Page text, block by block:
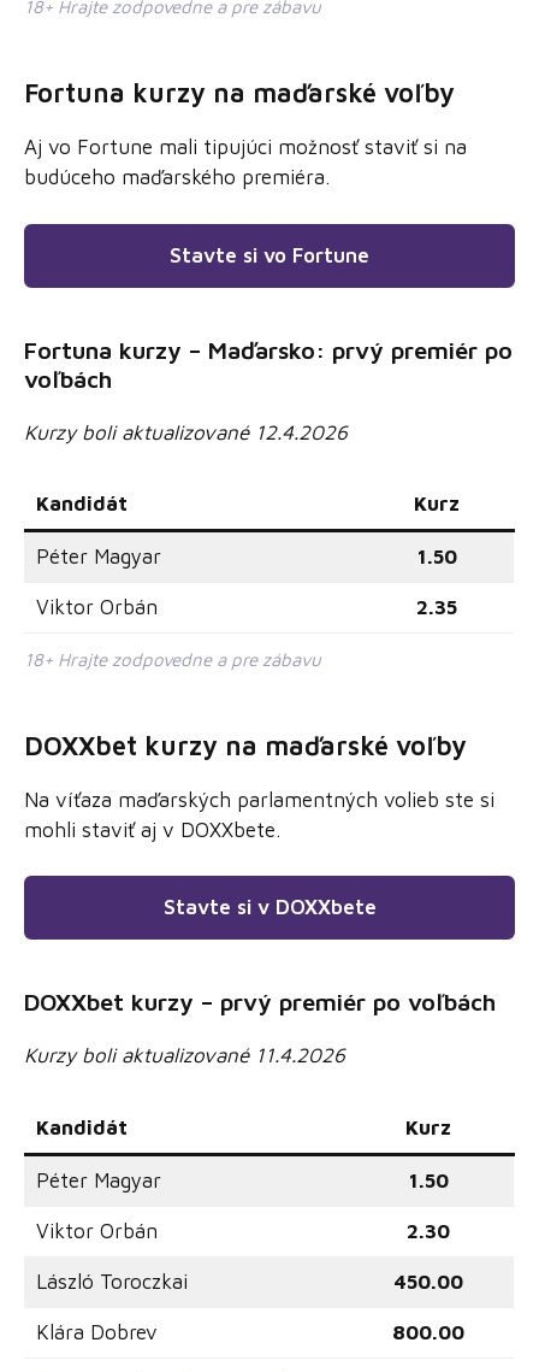
18+ Hrajte zodpovedne a pre zábavu
Fortuna kurzy na maďarské voľby
Aj vo Fortune mali tipujúci možnosť staviť si na
budúceho maďarského premiéra.
Stavte si vo Fortune
Fortuna kurzy – Maďarsko: prvý premiér po
voľbách
Kurzy boli aktualizované 12.4.2026
Kandidát Kurz
Péter Magyar 1.50
Viktor Orbán 2.35
18+ Hrajte zodpovedne a pre zábavu
DOXXbet kurzy na maďarské voľby
Na víťaza maďarských parlamentných volieb ste si
mohli staviť aj v DOXXbete.
Stavte si v DOXXbete
DOXXbet kurzy – prvý premiér po voľbách
Kurzy boli aktualizované 11.4.2026
Kandidát Kurz
Péter Magyar 1.50
Viktor Orbán 2.30
László Toroczkai 450.00
Klára Dobrev 800.00